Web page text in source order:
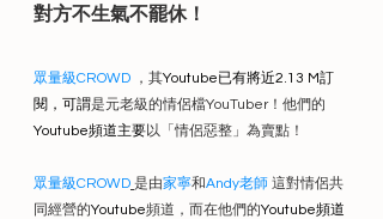
對方不生氣不罷休！
眾量級CROWD ，其Youtube已有將近2.13 M訂
閱，可謂是元老級的情侶檔YouTuber！他們的
Youtube頻道主要以「情侶惡整」為賣點！
眾量級CROWD 是由家寧和Andy老師 這對情侶共
同經營的Youtube頻道，而在他們的Youtube頻道